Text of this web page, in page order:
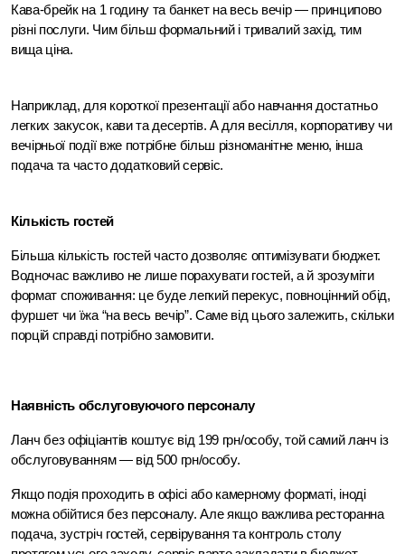
Кава-брейк на 1 годину та банкет на весь вечір — принципово
різні послуги. Чим більш формальний і тривалий захід, тим
вища ціна.
Наприклад, для короткої презентації або навчання достатньо
легких закусок, кави та десертів. А для весілля, корпоративу чи
вечірньої події вже потрібне більш різноманітне меню, інша
подача та часто додатковий сервіс.
Кількість гостей
Більша кількість гостей часто дозволяє оптимізувати бюджет.
Водночас важливо не лише порахувати гостей, а й зрозуміти
формат споживання: це буде легкий перекус, повноцінний обід,
фуршет чи їжа “на весь вечір”. Саме від цього залежить, скільки
порцій справді потрібно замовити.
Наявність обслуговуючого персоналу
Ланч без офіціантів коштує від 199 грн/особу, той самий ланч із
обслуговуванням — від 500 грн/особу.
Якщо подія проходить в офісі або камерному форматі, іноді
можна обійтися без персоналу. Але якщо важлива ресторанна
подача, зустріч гостей, сервірування та контроль столу